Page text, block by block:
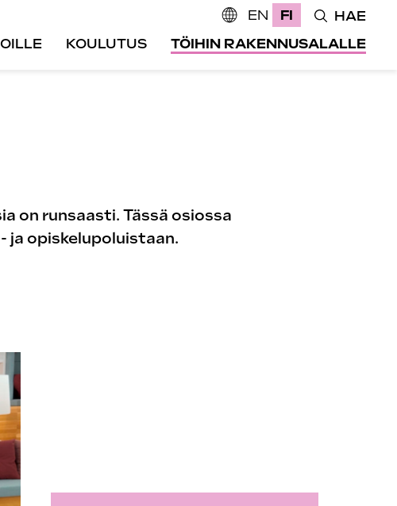
EN FI
HAE
KOULUTUS TÖIHIN RAKENNUSALALLE
on runsaasti. Tässä osiossa
ja opiskelupoluistaan.